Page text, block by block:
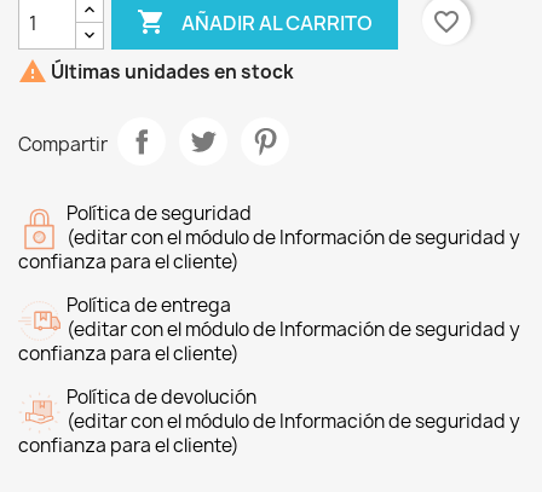
 AÑADIR AL CARRITO
favorite_border
 Últimas unidades en stock
Compartir
Política de seguridad
(editar con el módulo de Información de seguridad y
confianza para el cliente)
Política de entrega
(editar con el módulo de Información de seguridad y
confianza para el cliente)
Política de devolución
(editar con el módulo de Información de seguridad y
confianza para el cliente)